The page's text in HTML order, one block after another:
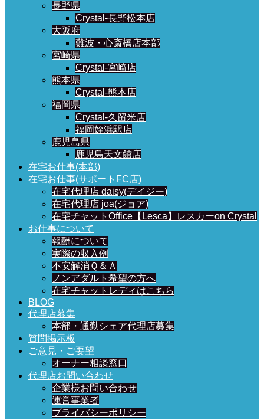
長野県
Crystal-長野松本店
大阪府
難波・心斎橋店本部
宮崎県
Crystal-宮崎店
熊本県
Crystal-熊本店
福岡県
Crystal-久留米店
福岡姪浜駅店
鹿児島県
鹿児島天文館店
在宅お仕事(本部)
在宅お仕事(サポートFC店)
在宅代理店 daisy(デイジー)
在宅代理店 joa(ジョア)
在宅チャットOffice【Lesca】レスカーon Crystal
お仕事について
報酬について
実際の収入例
不安解消Ｑ＆Ａ
ノンアダルト希望の方へ
在宅チャットレディはこちら
BLOG
代理店募集
本部・通勤シェア代理店募集
質問掲示板
ご意見・ご要望
オーナー相談窓口
代理店お問い合わせ
企業様お問い合わせ
運営事業者
プライバシーポリシー